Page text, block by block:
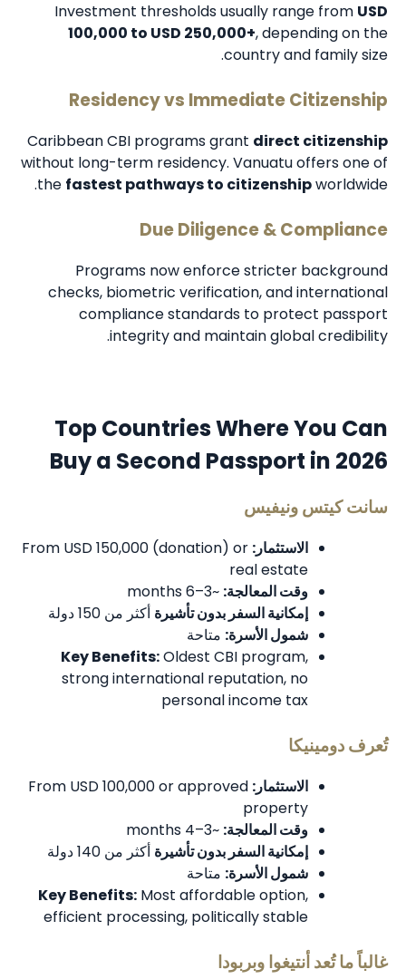
Investment thresholds usually range from USD
100,000 to USD 250,000+, depending on the
country and family size.
Residency vs Immediate Citizenship
Caribbean CBI programs grant direct citizenship
without long-term residency. Vanuatu offers one of
the fastest pathways to citizenshipworldwide.
Due Diligence & Compliance
Programs now enforce stricter background
checks, biometric verification, and international
compliance standards to protect passport
integrity and maintain global credibility.
Top Countries Where You Can
Buy a Second Passport in 2026
سانت كيتس ونيفيس
الاستثمار: From USD 150,000 (donation) or
real estate
وقت المعالجة: ~3–6 months
إمكانية السفر بدون تأشيرة أكثر من 150 دولة
شمول الأسرة: متاحة
Key Benefits:Oldest CBI program,
strong international reputation, no
personal income tax
تُعرف دومينيكا
الاستثمار: From USD 100,000 or approved
property
وقت المعالجة: ~3–4 months
إمكانية السفر بدون تأشيرة أكثر من 140 دولة
شمول الأسرة: متاحة
Key Benefits: Most affordable option,
efficient processing, politically stable
غالباً ما تُعد أنتيغوا وبربودا